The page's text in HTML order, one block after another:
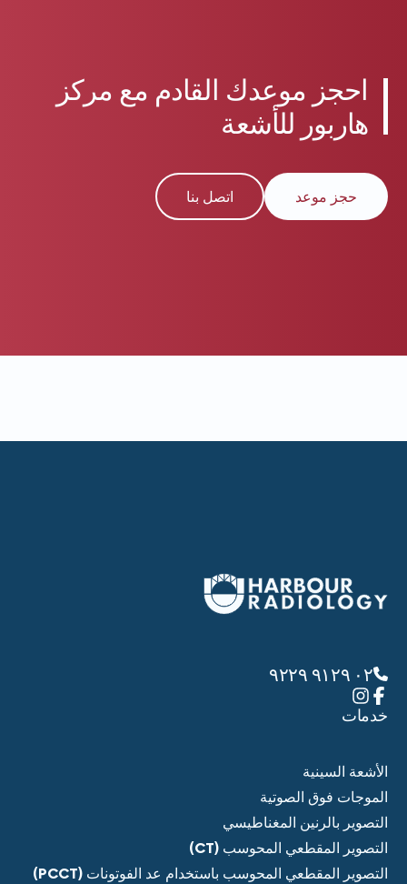
احجز موعدك القادم مع مركز
هاربور للأشعة
حجز موعد اتصل بنا
٠٢ ٩١٢٩ ٩٢٢٩
خدمات
الأشعة السينية
الموجات فوق الصوتية
التصوير بالرنين المغناطيسي
التصوير المقطعي المحوسب (CT)
التصوير المقطعي المحوسب باستخدام عد الفوتونات (PCCT)